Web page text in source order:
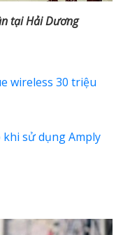
tại Hải Dương
wireless 30 triệu
sử dụng Amply